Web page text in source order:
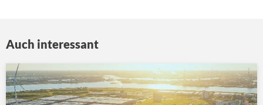
Auch interessant